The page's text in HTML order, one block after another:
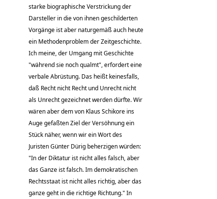
starke biographische Verstrickung der
Darsteller in die von ihnen geschilderten
Vorgänge ist aber naturgemäß auch heute
ein Methodenproblem der Zeitgeschichte.
Ich meine, der Umgang mit Geschichte
"während sie noch qualmt", erfordert eine
verbale Abrüstung. Das heißt keinesfalls,
daß Recht nicht Recht und Unrecht nicht
als Unrecht gezeichnet werden dürfte. Wir
wären aber dem von Klaus Schikore ins
Auge gefaßten Ziel der Versöhnung ein
Stück näher, wenn wir ein Wort des
Juristen Günter Dürig beherzigen würden:
"In der Diktatur ist nicht alles falsch, aber
das Ganze ist falsch. Im demokratischen
Rechtsstaat ist nicht alles richtig, aber das
ganze geht in die richtige Richtung." In